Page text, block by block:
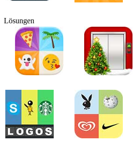
Lösungen